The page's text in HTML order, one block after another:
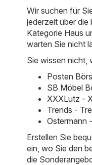
Wir suchen für
jederzeit über
Kategorie Haus
warten Sie nicht
Sie wissen nicht,
Posten
SB Möbel
XXXLutz -
Trends -
Ostermann
Erstellen Sie
ein, wo Sie den
die